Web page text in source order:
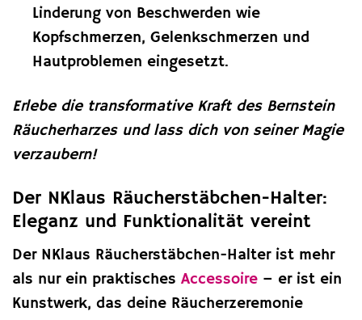
Linderung von Beschwerden wie
Kopfschmerzen, Gelenkschmerzen und
Hautproblemen eingesetzt.
Erlebe die transformative Kraft des Bernstein
Räucherharzes und lass dich von seiner Magie
verzaubern!
Der NKlaus Räucherstäbchen-Halter:
Eleganz und Funktionalität vereint
Der NKlaus Räucherstäbchen-Halter ist mehr
als nur ein praktisches Accessoire – er ist ein
Kunstwerk, das deine Räucherzeremonie